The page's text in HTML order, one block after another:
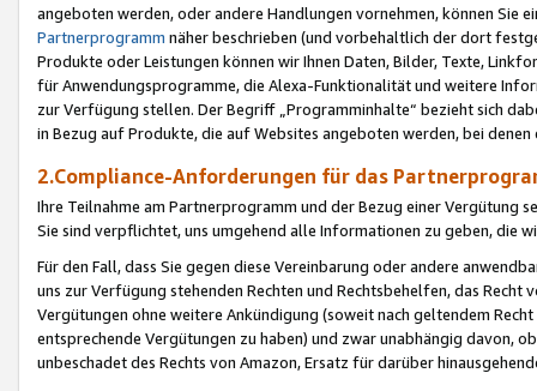
angeboten werden, oder andere Handlungen vornehmen, können Sie
Partnerprogramm näher beschrieben (und vorbehaltlich der dort
Produkte oder Leistungen können wir Ihnen Daten, Bilder, Texte,
für Anwendungsprogramme, die Alexa-Funktionalität und weitere
zur Verfügung stellen. Der Begriff „Programminhalte“ bezieht sich
in Bezug auf Produkte, die auf Websites angeboten werden, bei
2.Compliance-Anforderungen für das
Ihre Teilnahme am Partnerprogramm und der Bezug einer Vergütung
Sie sind verpflichtet, uns umgehend alle Informationen zu geben, die
Für den Fall, dass Sie gegen diese Vereinbarung oder andere
uns zur Verfügung stehenden Rechten und Rechtsbehelfen, das
Vergütungen ohne weitere Ankündigung (soweit nach geltendem
entsprechende Vergütungen zu haben) und zwar unabhängig davon,
unbeschadet des Rechts von Amazon, Ersatz für darüber